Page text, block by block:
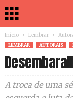
Início Lembrar
LEMBRAR AUTORAIS
A troca de uma